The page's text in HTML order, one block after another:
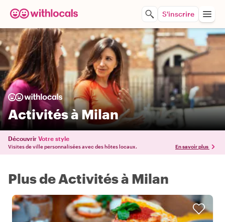
S'inscrire
Activités à Milan
Découvrir Votre style
Visites de ville personnalisées avec des hôtes locaux. En savoir plus
Plus de Activités à Milan